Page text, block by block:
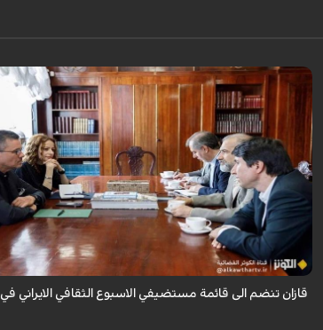
قال سفير ايران لدى روسيا كاظم جلالي انه تمت اضافة مدينة قازان
تترستان الى قائمة مستضيفي الاسبوع الثقافي الايراني في روسيا
التظاهرة ...
قازان تنضم الى قائمة مستضيفي الاسبوع الثقافي الايراني